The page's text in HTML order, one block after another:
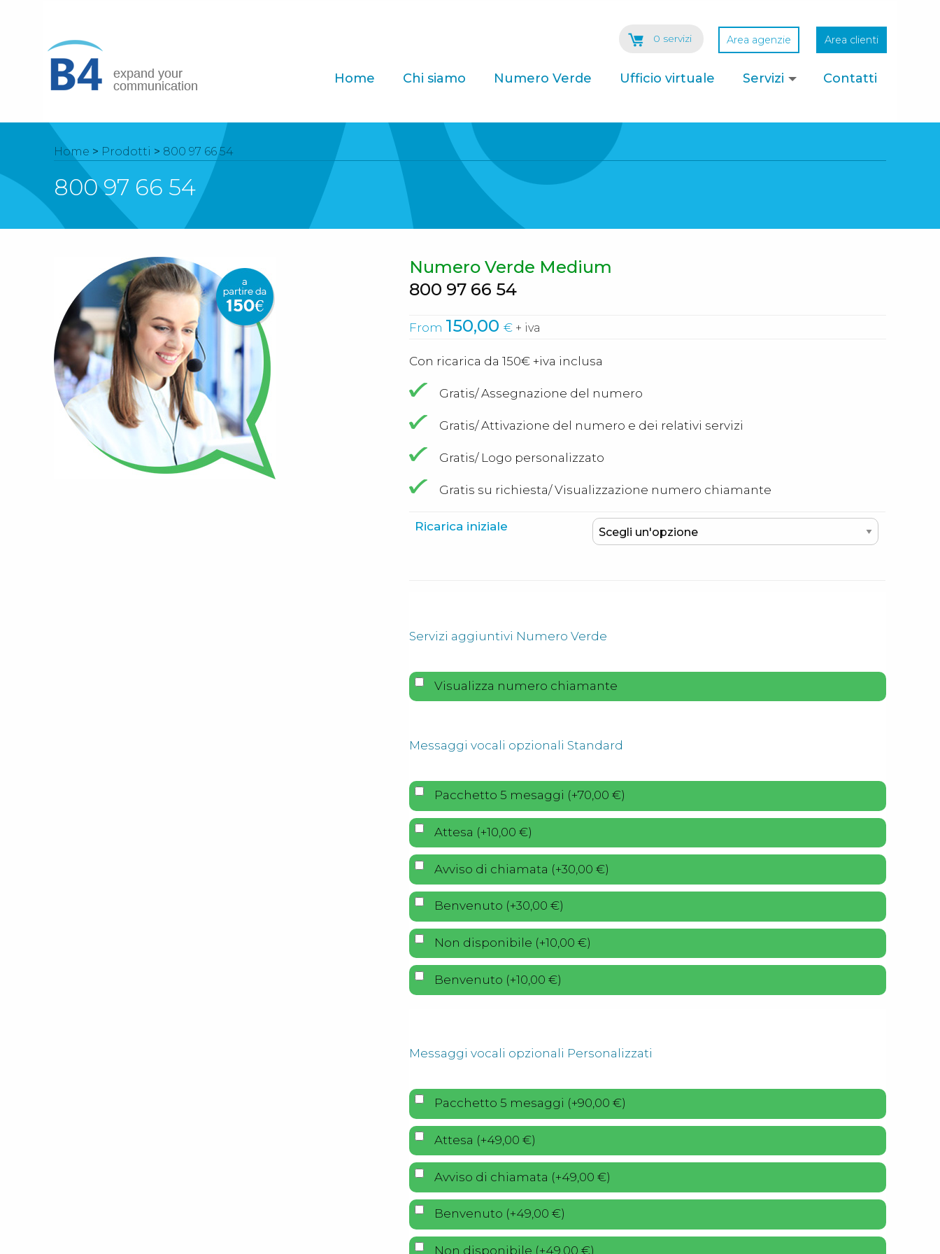
0 servizi Area agenzie Area clienti
Home Chi siamo Numero Verde Ufficio virtuale Servizi Contatti
Home > Prodotti > 800 97 66 54
800 97 66 54
Numero Verde Medium
800 97 66 54
From 150,00€ + iva
Con ricarica da 150€ +iva inclusa
Gratis/ Assegnazione del numero
Gratis/ Attivazione del numero e dei relativi servizi
Gratis/ Logo personalizzato
Gratis su richiesta/ Visualizzazione numero chiamante
Ricarica iniziale
Servizi aggiuntivi Numero Verde
Visualizza numero chiamante
Messaggi vocali opzionali Standard
Pacchetto 5 mesaggi (+70,00€)
Attesa (+10,00€)
Avviso di chiamata (+30,00€)
Benvenuto (+30,00€)
Non disponibile (+10,00€)
Benvenuto (+10,00€)
Messaggi vocali opzionali Personalizzati
Pacchetto 5 mesaggi (+90,00€)
Attesa (+49,00€)
Avviso di chiamata (+49,00€)
Benvenuto (+49,00€)
Non disponibile (+49,00€)